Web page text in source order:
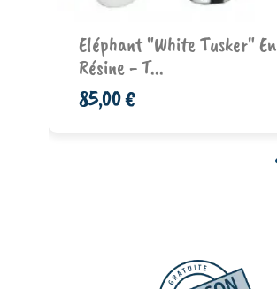
Eléphant "White Tusker" En
Résine - T...
85,00 €